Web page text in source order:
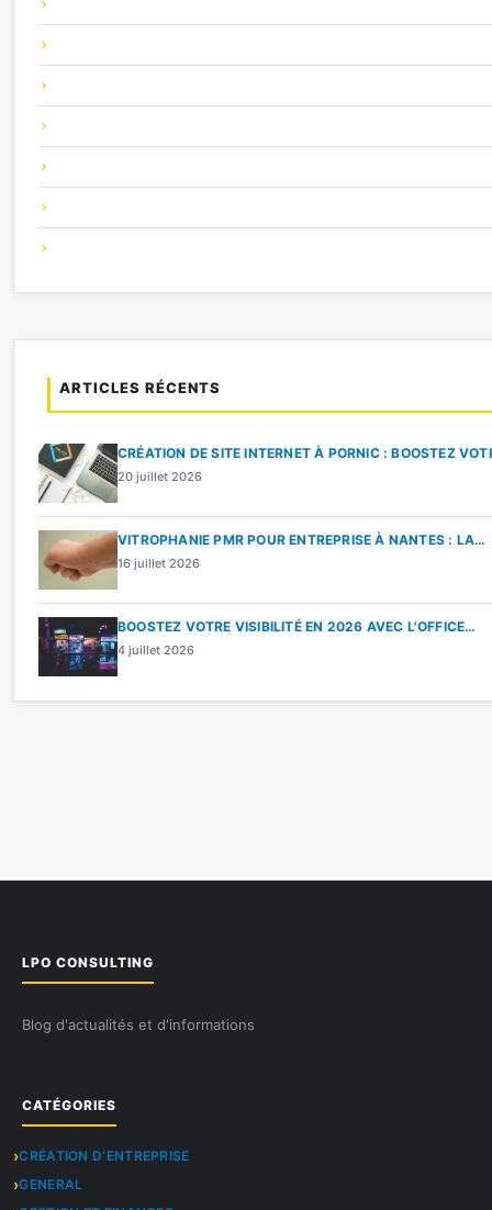
ARTICLES RÉCENTS
CRÉATION DE SITE INTERNET À PORNIC : BOOSTEZ
20 juillet 2026
VITROPHANIE PMR POUR ENTREPRISE À NANTES : LA…
16 juillet 2026
BOOSTEZ VOTRE VISIBILITÉ EN 2026 AVEC L'OFFICE…
4 juillet 2026
LPO CONSULTING
Blog d'actualités et d'informations
CATÉGORIES
CRÉATION D’ENTREPRISE
GENERAL